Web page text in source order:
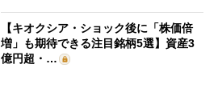
【キオクシア・ショック後に「株価倍
増」も期待できる注目銘柄5選】資産3
億円超・…